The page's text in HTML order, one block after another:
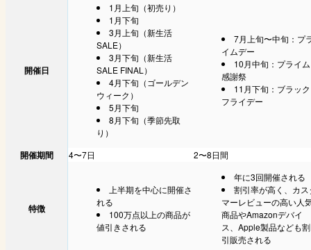
開催日
1月上旬（初売り）
1月下旬
3月上旬（新生活
SALE）
3月下旬（新生活
SALE FINAL）
4月下旬（ゴールデン
ウィーク）
5月下旬
8月下旬（季節先取
り）
7月上旬〜中旬：プ
イムデー
10月中旬：プライム
感謝祭
11月下旬：ブラック
フライデー
開催期間 4〜7日 2〜8日間
特徴
上半期を中心に開催さ
れる
100万点以上の商品が
値引きされる
年に3回開催される
割引率が高く、カス
マーレビューの高い人
商品やAmazonデバイ
ス、Apple製品なども割
引販売される